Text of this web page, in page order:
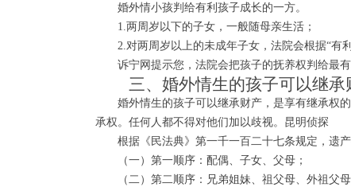
婚外情小孩判给有利孩子成长的一方。
1.两周岁以下的子女，一般随母亲生活；
2.对两周岁以上的未成年子女，法院会根据“有利
诉宁网提示您，法院会把孩子的抚养权判给最有
三、婚外情生的孩子可以继承
婚外情生的孩子可以继承财产，是享有继承权的
承权。任何人都不得对他们加以歧视。昆明侦探
根据《民法典》第一千一百二十七条规定，遗产
（一）第一顺序：配偶、子女、父母；
（二）第二顺序：兄弟姐妹、祖父母、外祖父母